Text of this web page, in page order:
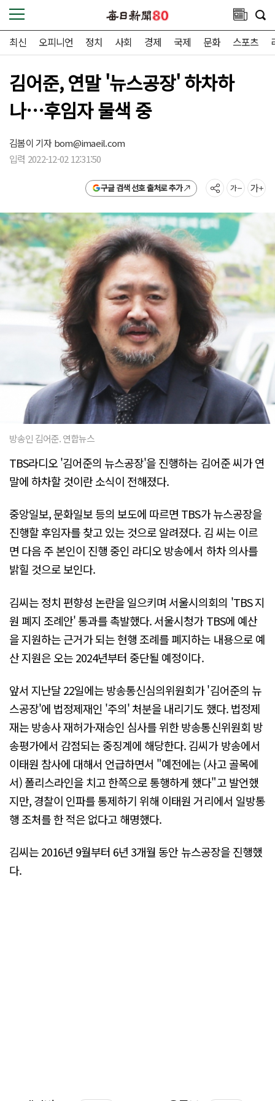
최신 오피니언 정치 사회 경제 국제 문화 스포츠
김어준, 연말 '뉴스공장' 하차하
나…후임자 물색 중
김봄이 기자bom@imaeil.com
입력 2022-12-02 12:31:50
구글 검색 선호 출처로 추가
방송인 김어준. 연합뉴스
TBS라디오 '김어준의 뉴스공장'을 진행하는 김어준 씨가 연
말에 하차할 것이란 소식이 전해졌다.
중앙일보, 문화일보 등의 보도에 따르면 TBS가 뉴스공장을
진행할 후임자를 찾고 있는 것으로 알려졌다. 김 씨는 이르
면 다음 주 본인이 진행 중인 라디오 방송에서 하차 의사를
밝힐 것으로 보인다.
김씨는 정치 편향성 논란을 일으키며 서울시의회의 'TBS 지
원 폐지 조례안' 통과를 촉발했다. 서울시청가 TBS에 예산
을 지원하는 근거가 되는 현행 조례를 폐지하는 내용으로 예
산 지원은 오는 2024년부터 중단될 예정이다.
앞서 지난달 22일에는 방송통신심의위원회가 '김어준의 뉴
스공장'에 법정제재인 '주의' 처분을 내리기도 했다. 법정제
재는 방송사 재허가·재승인 심사를 위한 방송통신위원회 방
송평가에서 감점되는 중징계에 해당한다. 김씨가 방송에서
이태원 참사에 대해서 언급하면서 "예전에는 (사고 골목에
서) 폴리스라인을 치고 한쪽으로 통행하게 했다"고 발언했
지만, 경찰이 인파를 통제하기 위해 이태원 거리에서 일방통
행 조처를 한 적은 없다고 해명했다.
김씨는 2016년 9월부터 6년 3개월 동안 뉴스공장을 진행했
다.